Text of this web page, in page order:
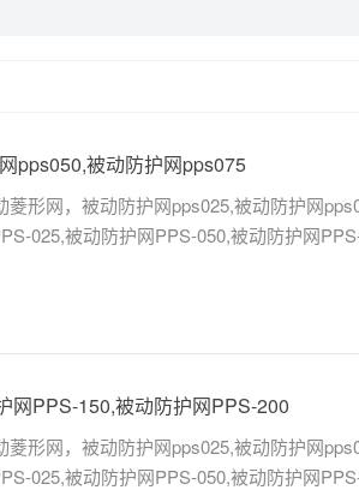
pps050,被动防护网pps075
形网，被动防护网pps025,被动防护网
025,被动防护网PPS-050,被动防护网
网PPS-150,被动防护网PPS-200
形网，被动防护网pps025,被动防护网
025,被动防护网PPS-050,被动防护网